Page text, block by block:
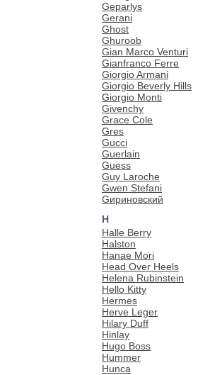
Geparlys
Gerani
Ghost
Ghuroob
Gian Marco Venturi
Gianfranco Ferre
Giorgio Armani
Giorgio Beverly Hills
Giorgio Monti
Givenchy
Grace Cole
Gres
Gucci
Guerlain
Guess
Guy Laroche
Gwen Stefani
Gириновский
H
Halle Berry
Halston
Hanae Mori
Head Over Heels
Helena Rubinstein
Hello Kitty
Hermes
Herve Leger
Hilary Duff
Hinlay
Hugo Boss
Hummer
Hunca